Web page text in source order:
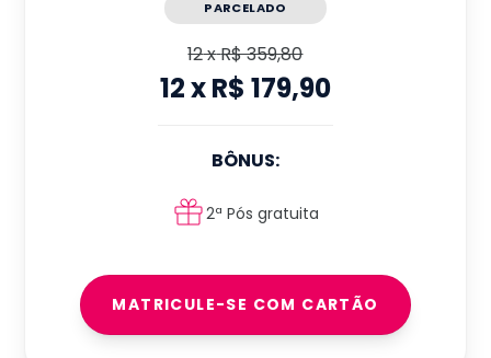
PARCELADO
12xR$ 359,80
12xR$ 179,90
BÔNUS:
2ª Pós gratuita
MATRICULE-SE COM CARTÃO